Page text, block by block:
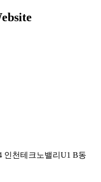
인천테크노밸리U1 B동